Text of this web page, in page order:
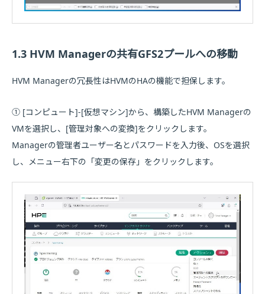
1.3 HVM Managerの共有GFS2プールへの移動
HVM Managerの冗長性はHVMのHAの機能で担保します。
① [コンピュート]-[仮想マシン]から、構築したHVM Managerの
VMを選択し、[管理対象への変換]をクリックします。
Managerの管理者ユーザー名とパスワードを入力後、OSを選択
し、メニュー右下の「変更の保存」をクリックします。